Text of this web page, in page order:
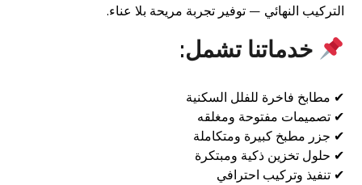
التركيب النهائي — توفير تجربة مريحة بلا عناء.
خدماتنا تشمل:
✔ مطابخ فاخرة للفلل السكنية
✔ تصميمات مفتوحة ومغلقه
✔ جزر مطبخ كبيرة ومتكاملة
✔ حلول تخزين ذكية ومبتكرة
✔ تنفيذ وتركيب احترافي